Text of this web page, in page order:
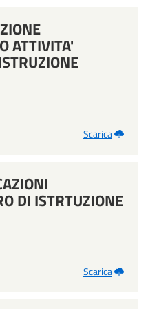
ATTIVITA'
Scarica
DI ISTRTUZIONE
Scarica